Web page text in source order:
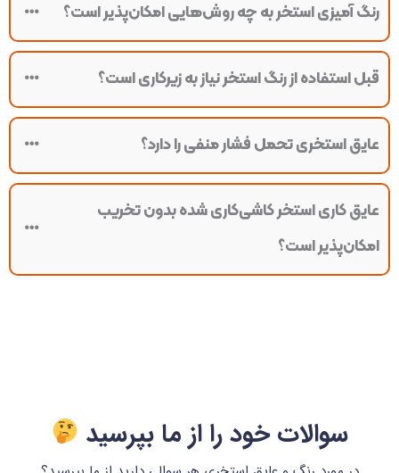
رنگ آمیزی استخر به چه روش‌هایی امکان‌پذیر است؟
قبل استفاده از رنگ استخر نیاز به زیرکاری است؟
عایق استخری تحمل فشار منفی را دارد؟
عایق کاری استخر کاشی‌‌کاری شده بدون تخریب
امکان‌پذیر است؟
سوالات خود را از ما بپرسید